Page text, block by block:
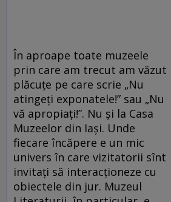
În aproape toate muzeele
prin care am trecut am văzut
plăcuțe pe care scrie „Nu
atingeți exponatele!” sau „Nu
vă apropiați!”. Nu și la Casa
Muzeelor din Iași. Unde
fiecare încăpere e un mic
univers în care vizitatorii sînt
invitați să interacționeze cu
obiectele din jur. Muzeul